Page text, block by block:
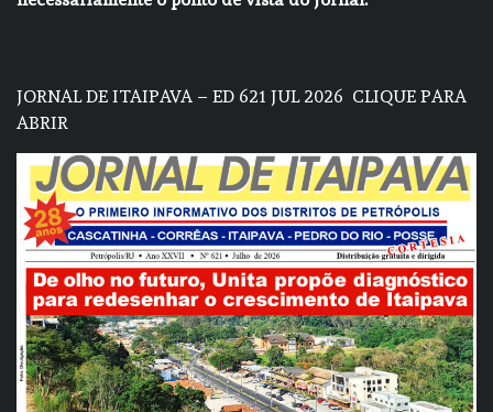
JORNAL DE ITAIPAVA – ED 621 JUL 2026 CLIQUE PARA
ABRIR